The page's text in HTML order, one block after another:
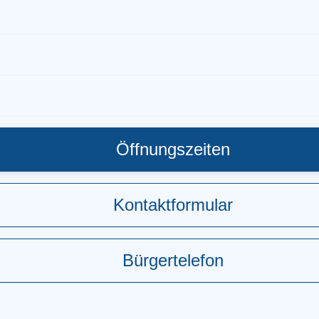
Öffnungszeiten
Kontaktformular
Bürgertelefon